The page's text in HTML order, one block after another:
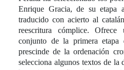
Enrique Gracia, de su etapa
traducido con acierto al
reescritura cómplice.
conjunto de la primera
prescinde de la ordenación
selecciona algunos textos de la